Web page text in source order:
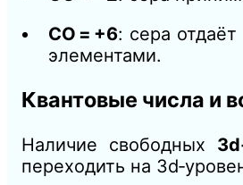
СО = +6: сера
элементами.
Квантовые числа и
Наличие свободных
переходить на